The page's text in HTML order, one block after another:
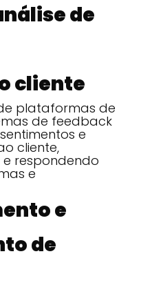
de
cliente
plataformas de
de feedback
e
cliente,
respondendo
e
e
de